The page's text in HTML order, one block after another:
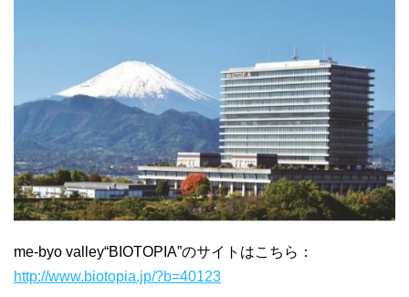
me-byo valley“BIOTOPIA”のサイトはこちら：
http://www.biotopia.jp/?b=40123